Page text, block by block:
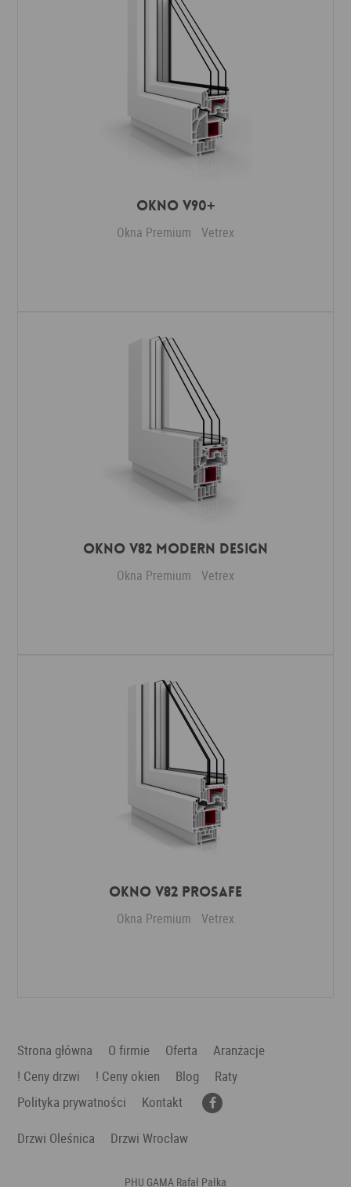
Okno V90+
Okna Premium Vetrex
Okno V82 Modern Design
Okna Premium Vetrex
Okno V82 ProSafe
Okna Premium Vetrex
Strona główna O firmie Oferta
Aranżacje
! Ceny drzwi
! Ceny okien Blog
Raty
Polityka prywatności
Kontakt
Drzwi Oleśnica
Drzwi Wrocław
PHU GAMA Rafał Pałka